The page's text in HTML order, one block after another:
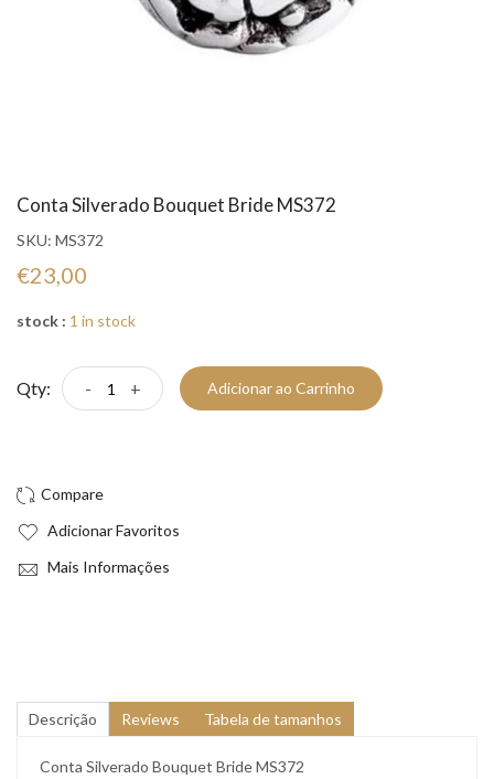
Conta Silverado Bouquet Bride MS372
SKU: MS372
€23,00
stock : 1 in stock
Qty: - + Adicionar ao Carrinho
Adicionar Favoritos
Mais Informações
Descrição Reviews Tabela de tamanhos
Conta Silverado Bouquet Bride MS372